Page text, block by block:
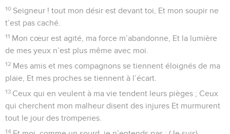
10 Seigneur ! tout mon désir est devant toi, Et mon soupir ne
t’est pas caché.
11 Mon cœur est agité, ma force m’abandonne, Et la lumière
de mes yeux n’est plus même avec moi.
12 Mes amis et mes compagnons se tiennent éloignés de ma
plaie, Et mes proches se tiennent à l’écart.
13 Ceux qui en veulent à ma vie tendent leurs pièges ; Ceux
qui cherchent mon malheur disent des injures Et murmurent
tout le jour des tromperies.
14